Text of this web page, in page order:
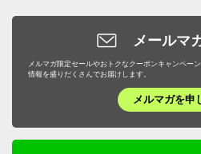
メールマ
メルマガ限定セールやおトクなクーポンキャンペー
情報を盛りだくさんでお届けします。
メルマガを申